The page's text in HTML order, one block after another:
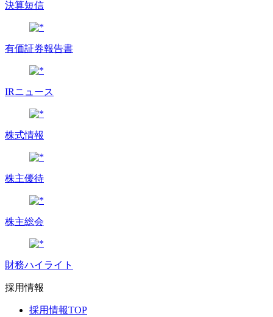
決算短信
有価証券報告書
IRニュース
株式情報
株主優待
株主総会
財務ハイライト
採用情報
採用情報TOP